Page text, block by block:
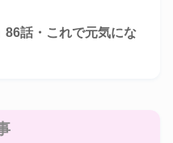
86話・これで元気にな